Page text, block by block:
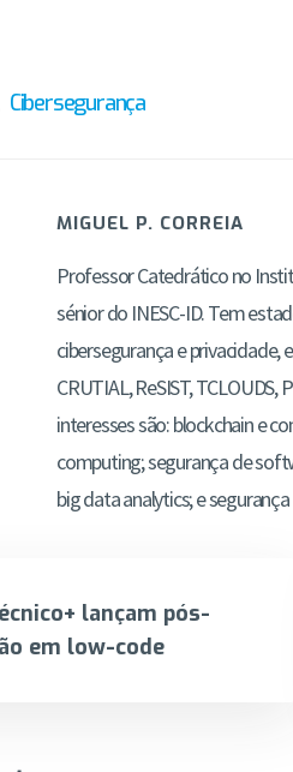
Cibersegurança
MIGUEL P. CORREIA
Professor Catedrático no
sénior do INESC-ID. Tem
cibersegurança e privacidade,
CRUTIAL, ReSIST, TCLOUDS,
interesses são: blockchain e
computing; segurança de
big data analytics; e
lançam pós-
em low-code